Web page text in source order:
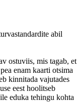
abil
ostuviis, mis tagab, et
enam kaarti otsima
kinnitada vajutades
eest hoolitseb
eduka tehingu kohta